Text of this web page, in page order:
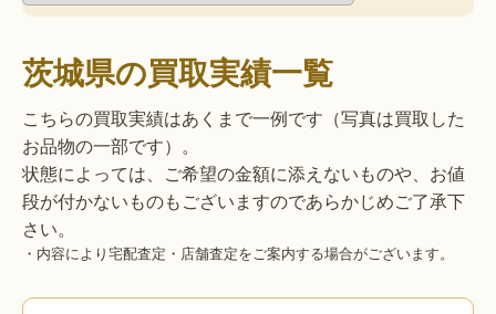
茨城県の買取実績一覧
こちらの買取実績はあくまで一例です（写真は買取した
お品物の一部です）。
状態によっては、ご希望の金額に添えないものや、お値
段が付かないものもございますのであらかじめご了承下
さい。
・内容により宅配査定・店舗査定をご案内する場合がございます。